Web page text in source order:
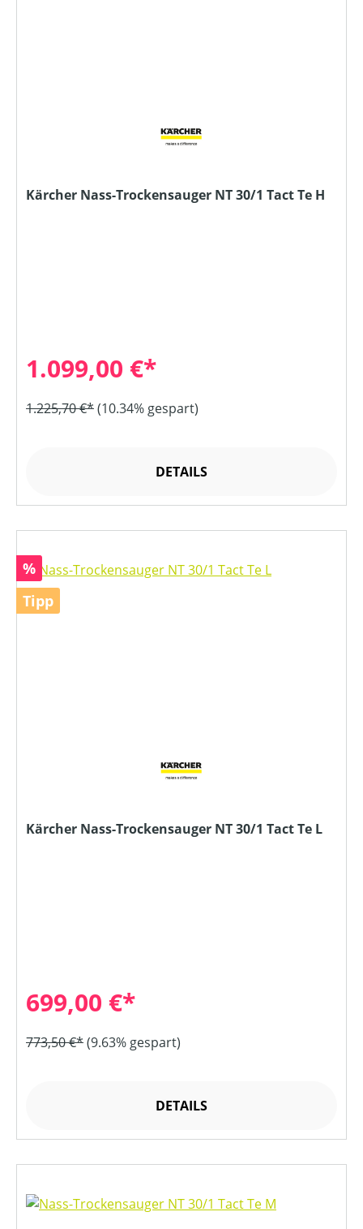
Kärcher Nass-Trockensauger NT 30/1 Tact Te H
1.099,00 €*
1.225,70 €*(10.34% gespart)
DETAILS
Rabatt
%
Tipp
Kärcher Nass-Trockensauger NT 30/1 Tact Te L
699,00 €*
773,50 €*(9.63% gespart)
DETAILS